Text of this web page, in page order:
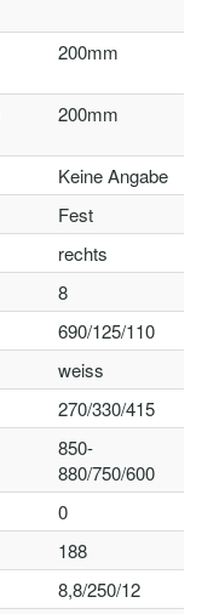
200mm
200mm
Keine Angabe
Fest
rechts
8
690/125/110
weiss
270/330/415
850-
880/750/600
0
188
8,8/250/12